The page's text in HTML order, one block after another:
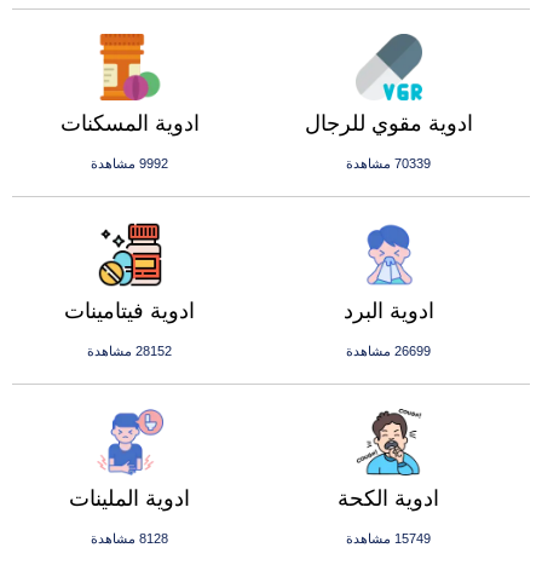
ادوية المسكنات
9992 مشاهدة
ادوية مقوي للرجال
70339 مشاهدة
ادوية فيتامينات
28152 مشاهدة
ادوية البرد
26699 مشاهدة
ادوية الملينات
8128 مشاهدة
ادوية الكحة
15749 مشاهدة